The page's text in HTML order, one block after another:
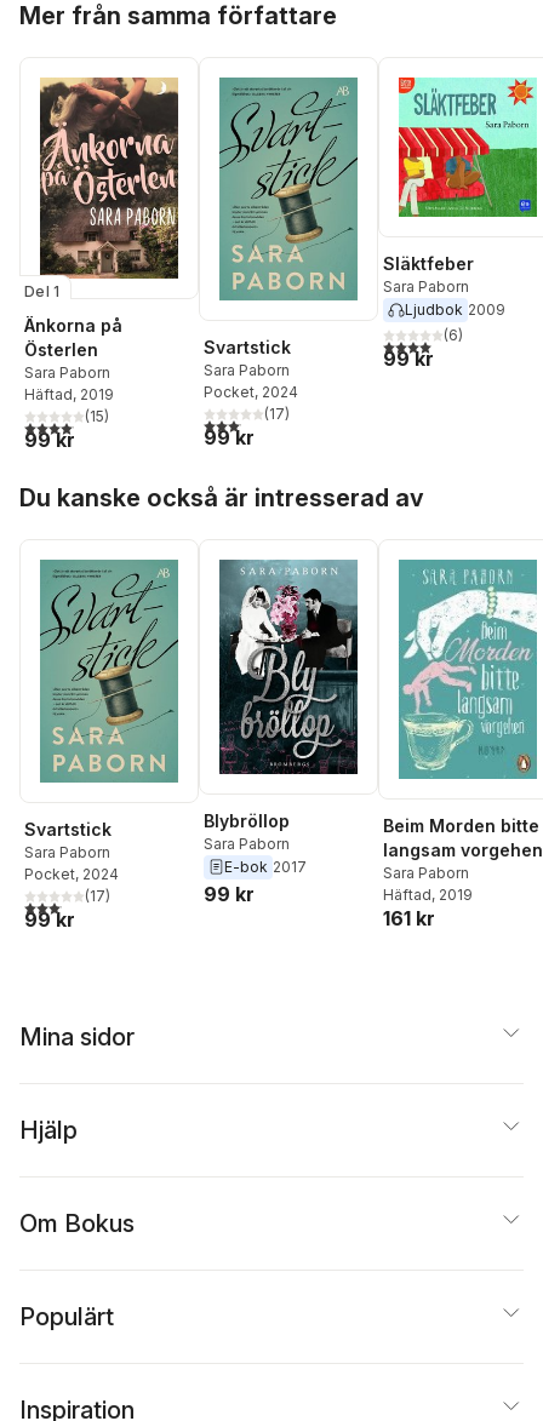
Mer från samma författare
Del 1
Änkorna på
Österlen
Sara Paborn
Häftad, 2019
4,1utav 5 stjärnor. Totalt antal röster:
(15)
99 kr
Svartstick
Sara Paborn
Pocket, 2024
3,1utav 5 stjärnor. Totalt antal röster:
(17)
99 kr
Släktfeber
Sara Paborn
Ljudbok 2009
4,0utav 5 stjärnor.
(6)
99 kr
Du kanske också är intresserad av
Svartstick
Sara Paborn
Pocket, 2024
3,1utav 5 stjärnor. Totalt antal röster:
(17)
99 kr
Blybröllop
Sara Paborn
E-bok 2017
99 kr
Beim Morden bitte
langsam vorgehen
Sara Paborn
Häftad, 2019
161 kr
Mina sidor
Hjälp
Om Bokus
Populärt
Inspiration